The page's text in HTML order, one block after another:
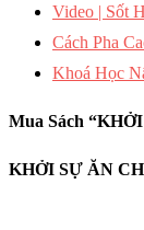
Video | Sốt
Cách Pha
Khoá Học
Mua Sách
KHỞI SỰ ĂN